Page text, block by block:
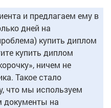
и предлагаем ему в
дней на
купить диплом
купить диплом
ничем не
Такое стало
что мы используем
документы на